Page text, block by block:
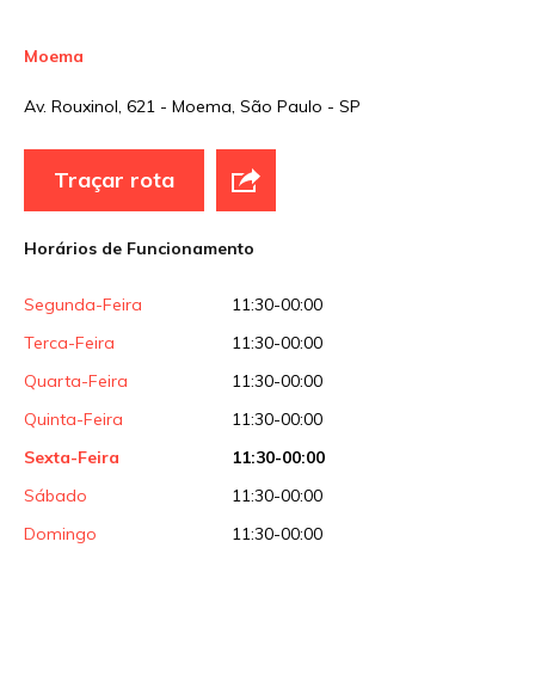
E-mail*
Site
Sua avaliação
Moema
Av. Rouxinol, 621 - Moema, São Paulo - SP
Traçar rota
Horários de Funcionamento
Segunda-Feira
11:30-00:00
Terca-Feira
11:30-00:00
Quarta-Feira
11:30-00:00
Quinta-Feira
11:30-00:00
Sexta-Feira
11:30-00:00
Sábado
11:30-00:00
Domingo
11:30-00:00